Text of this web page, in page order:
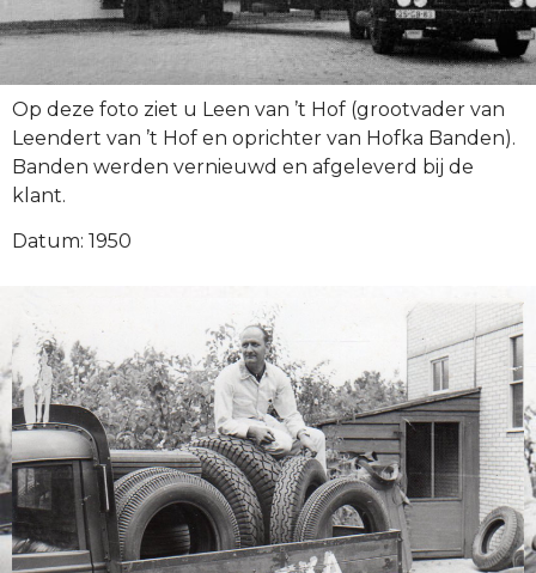
Op deze foto ziet u Leen van ’t Hof (grootvader van
Leendert van ’t Hof en oprichter van Hofka Banden).
Banden werden vernieuwd en afgeleverd bij de
klant.
Datum: 1950